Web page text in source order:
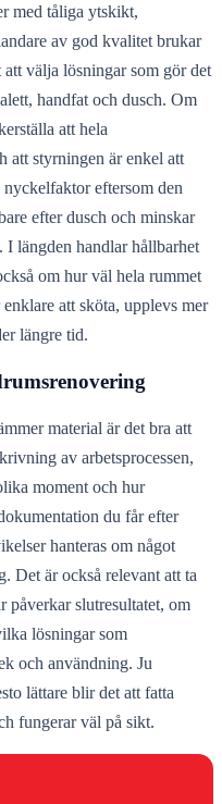
med tåliga ytskikt,
av god kvalitet brukar
välja lösningar som gör det
handfat och dusch. Om
att hela
att styrningen är enkel att
eftersom den
efter dusch och minskar
längden handlar hållbarhet
om hur väl hela rummet
att sköta, upplevs mer
längre tid.
material är det bra att
av arbetsprocessen,
moment och hur
du får efter
hanteras om något
Det är också relevant att ta
påverkar slutresultatet, om
lösningar som
och användning. Ju
lättare blir det att fatta
fungerar väl på sikt.